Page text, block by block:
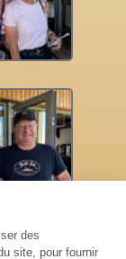
des
site, pour fournir